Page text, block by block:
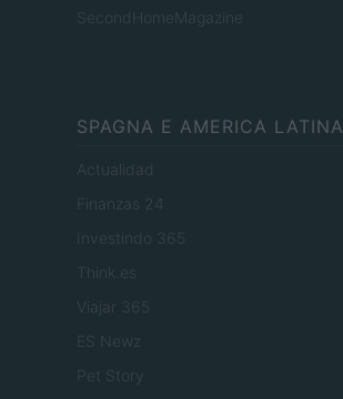
SecondHomeMagazine
SPAGNA E AMERICA LATINA
Actualidad
Finanzas 24
Investindo 365
Think.es
Viajar 365
ES Newz
Pet Story